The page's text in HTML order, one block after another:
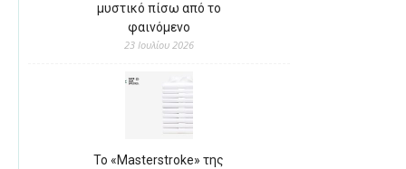
μυστικό πίσω από το
φαινόμενο
23 Ιουλίου 2026
Το «Masterstroke» της